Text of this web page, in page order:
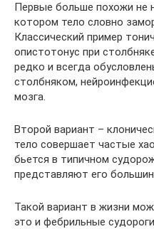
Первые больше похожи не
котором тело словно
Классический пример
опистотонус при
редко и всегда
столбняком,
мозга.
Второй вариант –
тело совершает частые
бьется в типичном
представляют его
Такой вариант в жизни
это и фебрильные